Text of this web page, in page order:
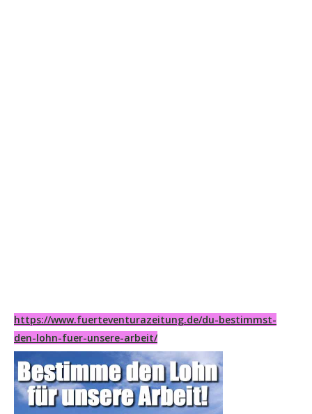
https://www.fuerteventurazeitung.de/du-bestimmst-
den-lohn-fuer-unsere-arbeit/